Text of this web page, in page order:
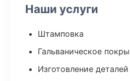
Наши услуги
Штамповка
Гальваническое
Изготовление